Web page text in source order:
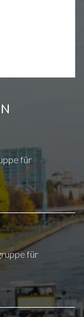
für
für